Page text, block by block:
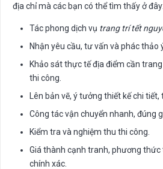
địa chỉ mà các bạn có thể tìm thấy ở đây:
Tác phong dịch vụ trang trí tết
Nhận yêu cầu, tư vấn và phác thảo
Khảo sát thực tế địa điểm cần
thi công.
Lên bản vẽ, ý tưởng thiết kế chi tiết,
Công tác vận chuyển nhanh, đúng
Kiểm tra và nghiệm thu thi công.
Giá thành cạnh tranh, phương
chính xác.